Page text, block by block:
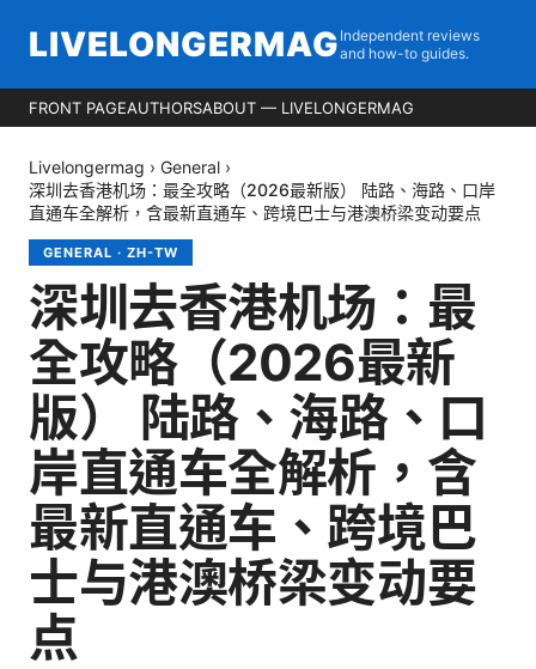
LIVELONGERMAG Independent reviews
and how-to guides.
FRONT PAGEAUTHORSABOUT — LIVELONGERMAG
Livelongermag › General ›
深圳去香港机场：最全攻略（2026最新版） 陆路、海路、口岸
直通车全解析，含最新直通车、跨境巴士与港澳桥梁变动要点
GENERAL · ZH-TW
深圳去香港机场：最
全攻略（2026最新
版） 陆路、海路、口
岸直通车全解析，含
最新直通车、跨境巴
士与港澳桥梁变动要
点